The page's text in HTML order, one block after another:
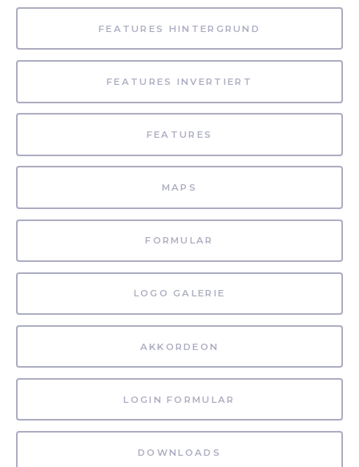
FEATURES HINTERGRUND
FEATURES INVERTIERT
FEATURES
MAPS
FORMULAR
LOGO GALERIE
AKKORDEON
LOGIN FORMULAR
DOWNLOADS